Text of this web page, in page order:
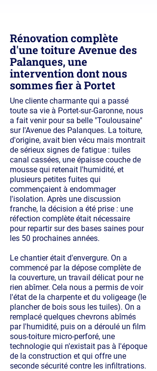
Rénovation complète
d'une toiture Avenue des
Palanques, une
intervention dont nous
sommes fier à Portet
Une cliente charmante qui a passé
toute sa vie à Portet-sur-Garonne, nous
a fait venir pour sa belle "Toulousaine"
sur l'Avenue des Palanques. La toiture,
d'origine, avait bien vécu mais montrait
de sérieux signes de fatigue : tuiles
canal cassées, une épaisse couche de
mousse qui retenait l'humidité, et
plusieurs petites fuites qui
commençaient à endommager
l'isolation. Après une discussion
franche, la décision a été prise : une
réfection complète était nécessaire
pour repartir sur des bases saines pour
les 50 prochaines années.
Le chantier était d'envergure. On a
commencé par la dépose complète de
la couverture, un travail délicat pour ne
rien abîmer. Cela nous a permis de voir
l'état de la charpente et du voligeage (le
plancher de bois sous les tuiles). On a
remplacé quelques chevrons abîmés
par l'humidité, puis on a déroulé un film
sous-toiture micro-perforé, une
technologie qui n'existait pas à l'époque
de la construction et qui offre une
seconde sécurité contre les infiltrations.